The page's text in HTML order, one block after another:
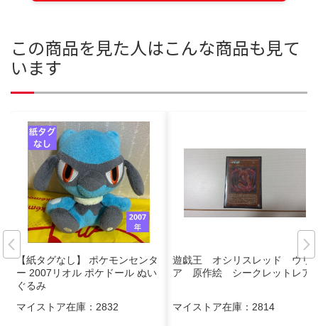
この商品を見た人はこんな商品も見て
います
【紙タグなし】 ポケモンセンタ
ー 2007リオル ポケドール ぬい
ぐるみ
マイストア在庫： 2832
遊戯王 オシリスレッド ウリ
ア 原作絵 シークレットレア
マイストア在庫： 2814